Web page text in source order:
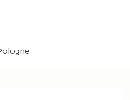
km
Ministre de Pologne - 1,2 km
de Varsovie - 1,4 km
km